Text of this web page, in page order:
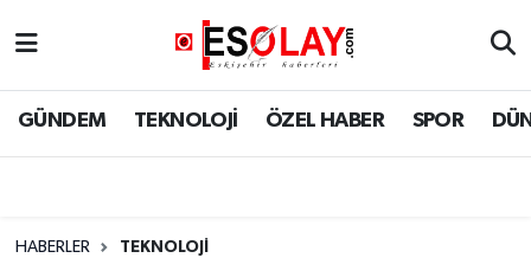
GÜNDEM TEKNOLOJİ ÖZEL HABER SPOR
HABERLER TEKNOLOJİ
Eskişehir Nöbetçi Eczaneler